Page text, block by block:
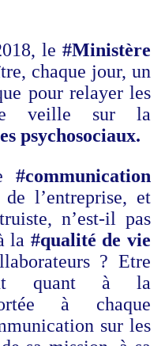
le #Ministère
chaque jour, un
pour relayer les
veille sur la
psychosociaux.
#communication
de l’entreprise, et
n’est-il pas
la #qualité de vie
? Etre
quant à la
à chaque
sur les